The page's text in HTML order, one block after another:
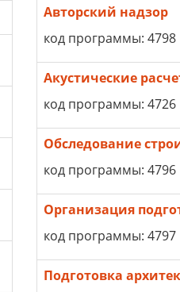
Авторский надзор
код программы: 4798
Акустические
код программы: 4726
Обследование
код программы: 4796
Организация
код программы: 4797
Подготовка